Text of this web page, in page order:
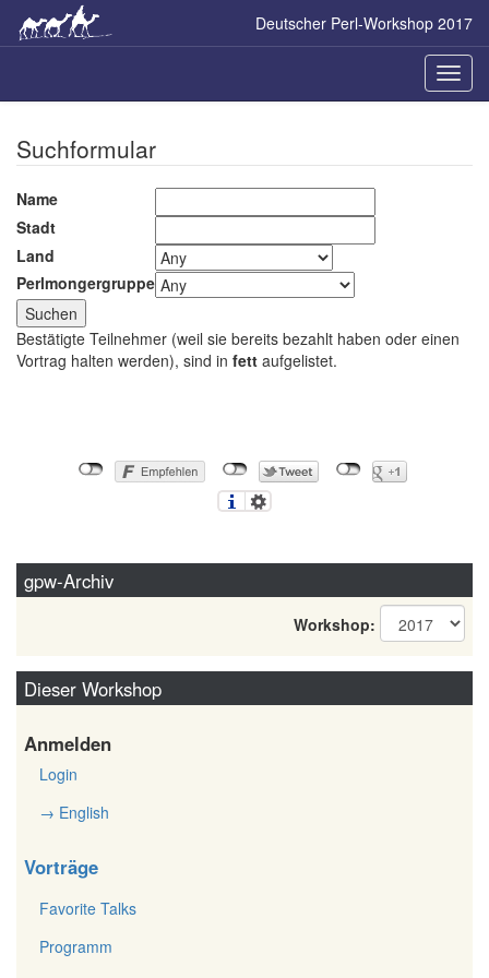
main
Deutscher Perl-Workshop 2017
ein-/
Suchformular
Name
Stadt
Land
Perlmongergruppe
Bestätigte Teilnehmer (weil sie bereits bezahlt haben oder einen
Vortrag halten werden), sind in fett aufgelistet.
gpw-Archiv
Workshop:
Dieser Workshop
Anmelden
Login
→ English
Vorträge
Favorite Talks
Programm